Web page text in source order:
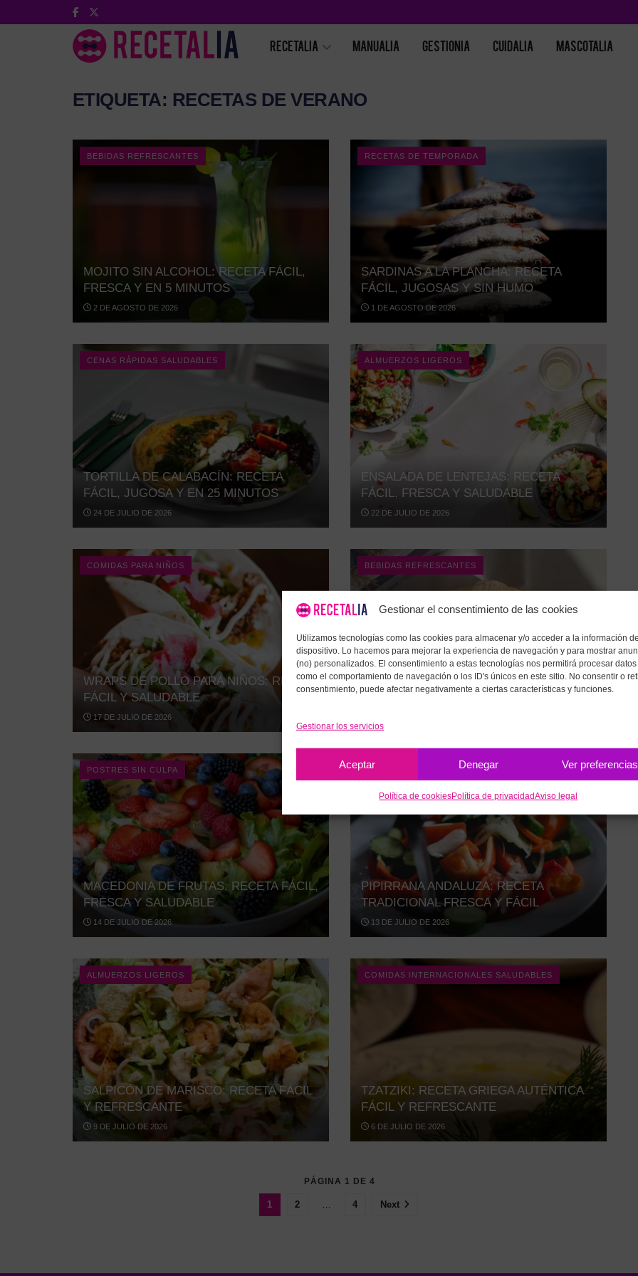
Gestionar el consentimiento de las cookies
Utilizamos tecnologías como las cookies para almacenar y/o acceder a la información del
dispositivo. Lo hacemos para mejorar la experiencia de navegación y para mostrar
(no) personalizados. El consentimiento a estas tecnologías nos permitirá procesar datos
como el comportamiento de navegación o los ID's únicos en este sitio. No consentir o
consentimiento, puede afectar negativamente a ciertas características y funciones.
Gestionar los servicios
Aceptar Denegar Ver preferencias
Política de cookiesPolítica de privacidadAviso legal
RECETALIA MANUALIA GESTIONIA CUIDALIA MASCOTALIA
ETIQUETA: RECETAS DE VERANO
BEBIDAS REFRESCANTES
MOJITO SIN ALCOHOL: RECETA FÁCIL,
FRESCA Y EN 5 MINUTOS
2 DE AGOSTO DE 2026
RECETAS DE TEMPORADA
SARDINAS A LA PLANCHA: RECETA
FÁCIL, JUGOSAS Y SIN HUMO
1 DE AGOSTO DE 2026
CENAS RÁPIDAS SALUDABLES
TORTILLA DE CALABACÍN: RECETA
FÁCIL, JUGOSA Y EN 25 MINUTOS
24 DE JULIO DE 2026
ALMUERZOS LIGEROS
ENSALADA DE LENTEJAS: RECETA
FÁCIL, FRESCA Y SALUDABLE
22 DE JULIO DE 2026
COMIDAS PARA NIÑOS
WRAPS DE POLLO PARA NIÑOS: RECETA
FÁCIL Y SALUDABLE
17 DE JULIO DE 2026
BEBIDAS REFRESCANTES
COLD BREW CASERO: CÓMO HACER
CAFÉ FRÍO SUAVE EN CASA
POSTRES SIN CULPA
MACEDONIA DE FRUTAS: RECETA FÁCIL,
FRESCA Y SALUDABLE
14 DE JULIO DE 2026
ALMUERZOS LIGEROS
PIPIRRANA ANDALUZA: RECETA
TRADICIONAL FRESCA Y FÁCIL
13 DE JULIO DE 2026
ALMUERZOS LIGEROS
SALPICÓN DE MARISCO: RECETA FÁCIL
Y REFRESCANTE
9 DE JULIO DE 2026
COMIDAS INTERNACIONALES SALUDABLES
TZATZIKI: RECETA GRIEGA AUTÉNTICA
FÁCIL Y REFRESCANTE
6 DE JULIO DE 2026
PÁGINA 1 DE 4
1 2 4 Next